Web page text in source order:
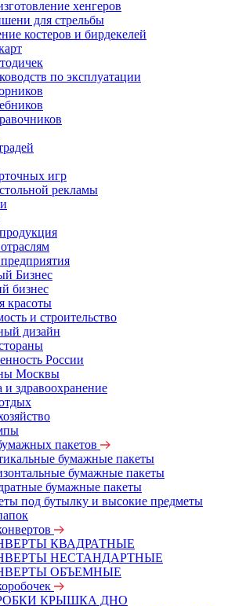
хенгеров
для стрельбы
костеров и бирдекелей
по эксплуатации
игр
рекламы
Бизнес
бизнес
красоты
и строительство
дизайн
России
Москвы
здравоохранение
пакетов
бумажные пакеты
бумажные пакеты
бумажные пакеты
под бутылку и высокие предметы
КВАДРАТНЫЕ
НЕСТАНДАРТНЫЕ
ОБЪЕМНЫЕ
КРЫШКА ДНО